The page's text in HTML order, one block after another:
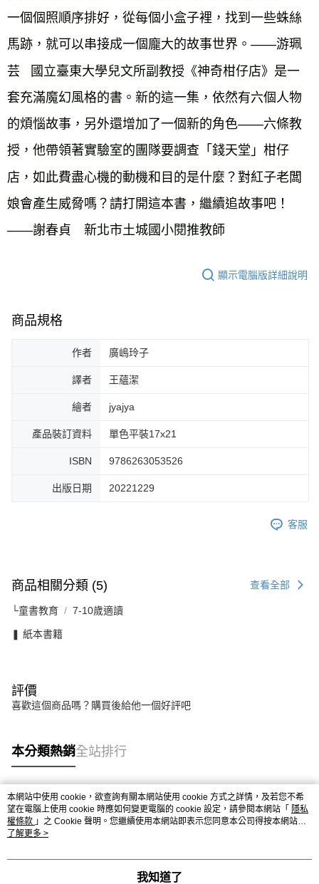
一個個照順序排好，從每個小盒子裡，找到一些蛛絲
馬跡，就可以串接成一個龐大的故事世界。——游珮
芸   國立臺東大學兒文所副教授《神奇柑仔店》是一
套充滿魔幻風格的書。新的這一集，依然有六個人物
的煩惱故事，另外還增加了一個新的角色——六條教
授，他帶領著實驗室的團隊要調查「錢天堂」柑仔
店，如此費盡心機的動機和目的是什麼？對紅子老闆
娘會產生威脅嗎？請打開這本書，繼續追故事吧！
——謝春貞　新北市土城國小閱推教師
顯示電腦版詳細說明
商品規格
作者 廣嶋玲子
譯者 王蘊潔
繪者 jyajya
產品裝訂資料 單色平裝17x21
ISBN 9786263053526
出版日期 20221229
客服
商品相關分類 (5) 查看全部
└童書教育 7-10歲適讀
❚ 紙本書籍
評價
喜歡這個商品嗎？購買後給他一個好評吧
本分類熱銷全站排行
熱門標籤
本網站中使用 cookie，欲查詢有關本網站使用 cookie 方式之詳情，及若您不希
望在電腦上使用 cookie 時應如何變更電腦的 cookie 設定，請參閱本網站「 隱私
權條款 」之 Cookie 聲明。您繼續使用本網站即表示您同意本公司得按本網站使
用條款之 Cookie 聲明使用 cookie。
了解更多 >
我知道了